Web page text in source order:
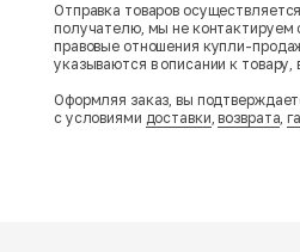
Отправка товаров
получателю, мы не контактируем
правовые отношения купли-
указываются в описании к товару,
Оформляя заказ, вы
с условиями доставки,возврата,